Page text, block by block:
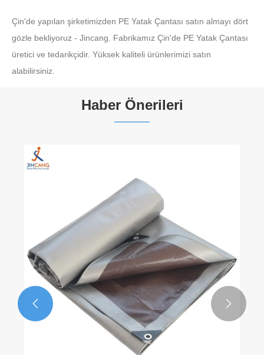
Çin'de yapılan şirketimizden PE Yatak Çantası satın almayı dört
gözle bekliyoruz - Jincang. Fabrikamız Çin'de PE Yatak Çantası
üretici ve tedarikçidir. Yüksek kaliteli ürünlerimizi satın
alabilirsiniz.
Haber Önerileri
 